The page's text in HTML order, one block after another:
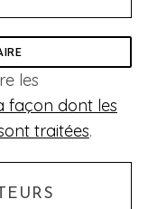
les
façon dont les
traitées.